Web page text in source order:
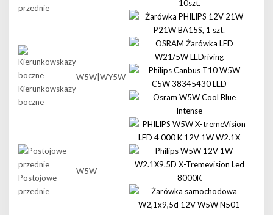
przednie
Kierunkowskazy
boczne
W5W|WY5W
Postojowe
przednie
W5W